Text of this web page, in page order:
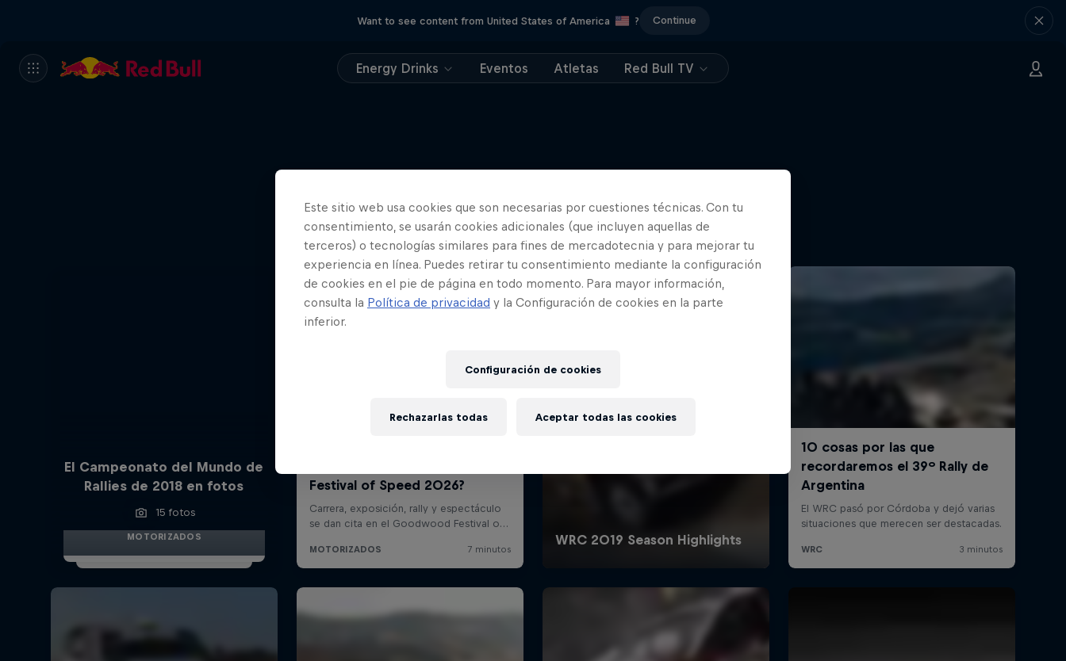
Want to see content from United States of America ? Continue
Energy Drinks Eventos Atletas Red Bull TV
Más contenidos similares
El Campeonato del Mundo de
Rallies de 2018 en fotos
15 fotos
MOTORIZADOS
Este sitio web usa cookies que son necesarias por cuestiones técnicas. Con tu
consentimiento, se usarán cookies adicionales (que incluyen aquellas de
terceros) o tecnologías similares para fines de mercadotecnia y para mejorar tu
experiencia en línea. Puedes retirar tu consentimiento mediante la configuración
de cookies en el pie de página en todo momento. Para mayor información,
consulta la Política de privacidad y la Configuración de cookies en la parte
inferior.
Configuración de cookies
Rechazarlas todas Aceptar todas las cookies